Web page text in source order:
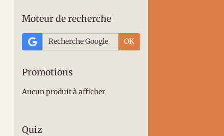
Moteur de recherche
OK
Promotions
Aucun produit à afficher
Quiz